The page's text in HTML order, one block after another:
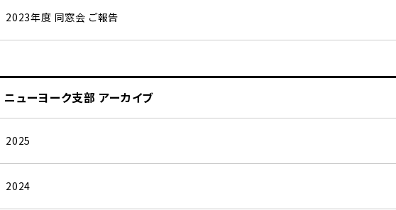
2023年度 同窓会 ご報告
ニューヨーク支部 アーカイブ
2025
2024